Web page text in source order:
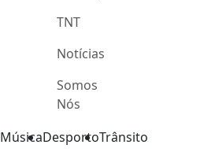
TNT
Notícias
Somos
Nós
MúsicaDesportoTrânsito